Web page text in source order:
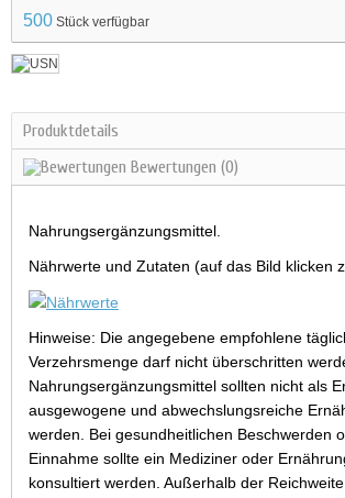
500 Stück verfügbar
Produktdetails
Bewertungen (0)
Nahrungsergänzungsmittel.
Nährwerte und Zutaten (auf das Bild klicken
Hinweise: Die angegebene empfohlene
Verzehrsmenge darf nicht überschritten
Nahrungsergänzungsmittel sollten nicht als
ausgewogene und abwechslungsreiche
werden. Bei gesundheitlichen Beschwerden
Einnahme sollte ein Mediziner oder
konsultiert werden. Außerhalb der